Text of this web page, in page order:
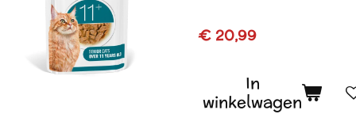
€ 20,99
In
winkelwagen